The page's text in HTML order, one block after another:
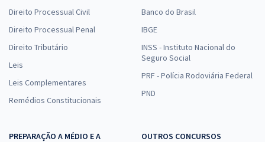
Direito Processual Civil
Direito Processual Penal
Direito Tributário
Leis
Leis Complementares
Remédios Constitucionais
Banco do Brasil
IBGE
INSS - Instituto Nacional do
Seguro Social
PRF - Polícia Rodoviária Federal
PND
PREPARAÇÃO A MÉDIO E A
OUTROS CONCURSOS